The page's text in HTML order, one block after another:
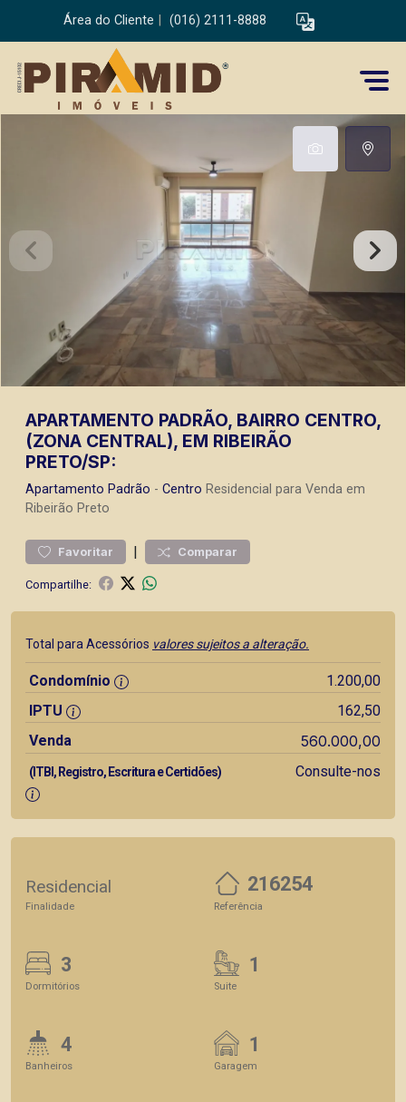
Área do Cliente (016) 2111-8888
APARTAMENTO PADRÃO, BAIRRO CENTRO,
(ZONA CENTRAL), EM RIBEIRÃO
PRETO/SP:
Apartamento Padrão - Centro Residencial para Venda em
Ribeirão Preto
Favoritar | Comparar
Compartilhe:
Total para Acessórios valores sujeitos a alteração.
Condomínio
1.200,00
IPTU
162,50
Venda
560.000,00
(ITBI, Registro, Escritura e Certidões) Consulte-nos
Residencial
Finalidade
216254
Referência
3
Dormitórios
1
Suite
4
Banheiros
1
Garagem